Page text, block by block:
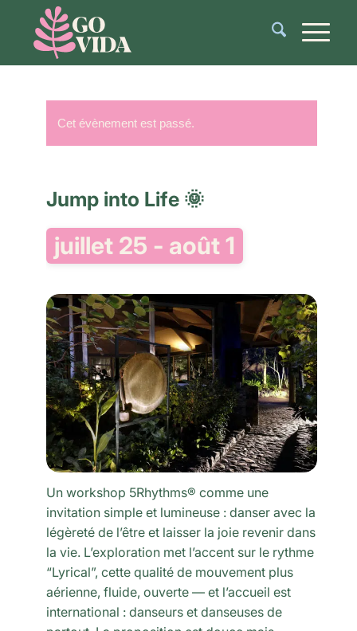
Cet évènement est passé.
Jump into Life 🌞
juillet 25 - août 1
Un workshop 5Rhythms® comme une
invitation simple et lumineuse : danser avec la
légèreté de l’être et laisser la joie revenir dans
la vie. L’exploration met l’accent sur le rythme
“Lyrical”, cette qualité de mouvement plus
aérienne, fluide, ouverte — et l’accueil est
international : danseurs et danseuses de